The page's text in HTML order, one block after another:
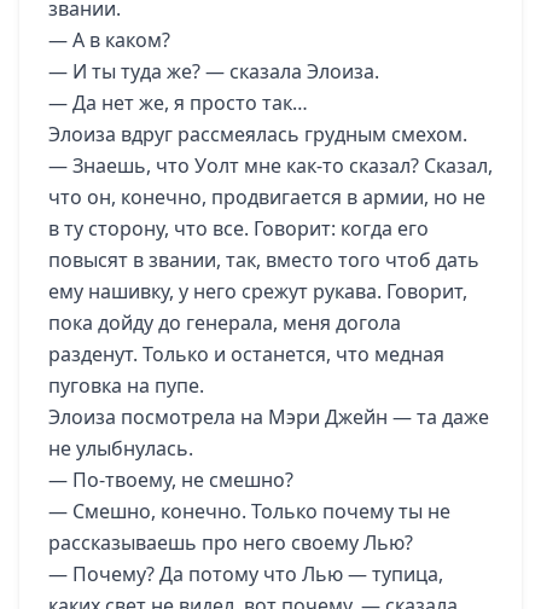
звании.
— А в каком?
— И ты туда же? — сказала Элоиза.
— Да нет же, я просто так…
Элоиза вдруг рассмеялась грудным смехом.
— Знаешь, что Уолт мне как-то сказал? Сказал,
что он, конечно, продвигается в армии, но не
в ту сторону, что все. Говорит: когда его
повысят в звании, так, вместо того чтоб дать
ему нашивку, у него срежут рукава. Говорит,
пока дойду до генерала, меня догола
разденут. Только и останется, что медная
пуговка на пупе.
Элоиза посмотрела на Мэри Джейн — та даже
не улыбнулась.
— По-твоему, не смешно?
— Смешно, конечно. Только почему ты не
рассказываешь про него своему Лью?
— Почему? Да потому что Лью — тупица,